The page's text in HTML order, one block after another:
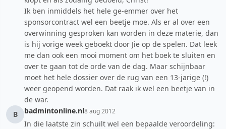
Ik ben inmiddels het hele ge-emmer over het
sponsorcontract wel een beetje moe. Als er al over een
overwinning gesproken kan worden in deze materie, dan
is hij vorige week geboekt door Jie op de spelen. Dat leek
me dan ook een mooi moment om het boek te sluiten en
over te gaan tot de orde van de dag. Maar schijnbaar
moet het hele dossier over de rug van een 13-jarige (!)
weer geopend worden. Dat raak ik wel een beetje van in
de war.
B
badmintonline.nl8 aug 2012
In die laatste zin schuilt wel een bepaalde veroordeling: